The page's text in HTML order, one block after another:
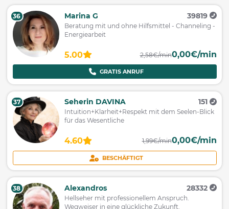
36 Marina G 39819
Beratung mit und ohne Hilfsmittel - Channeling -
Energiearbeit
5.00 2,58€/min0,00€/min
GRATIS ANRUF
37 Seherin DAVINA 151
Intuition+Klarheit+Respekt mit dem Seelen-Blick
für das Wesentliche
4.60 1,99€/min0,00€/min
BESCHÄFTIGT
38 Alexandros 28332
Hellseher mit professionellem Anspruch.
Wegweiser in eine glückliche Zukunft.